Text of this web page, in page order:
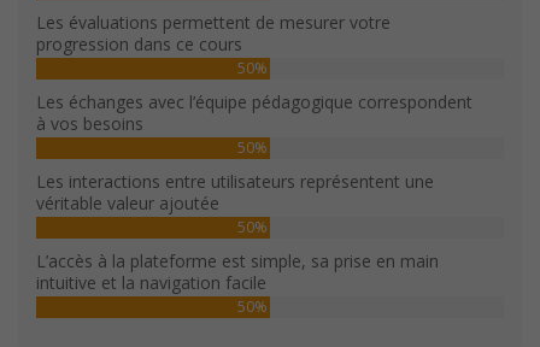
Les évaluations permettent de mesurer votre
progression dans ce cours
50%
Les échanges avec l’équipe pédagogique correspondent
à vos besoins
50%
Les interactions entre utilisateurs représentent une
véritable valeur ajoutée
50%
L’accès à la plateforme est simple, sa prise en main
intuitive et la navigation facile
50%